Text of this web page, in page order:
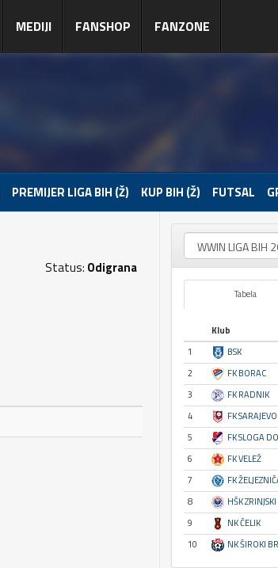
MEDIJI FANSHOP FANZONE
PREMIJER LIGA BIH (Ž) KUP BIH (Ž) FUTSAL
Status: Odigrana
Tabela
Klub
1
BSK
2
FK BORAC
3
FK RADNIK
4
FK SARAJEVO
5
FK SLOGA
6
FK VELEŽ
7
FK
8
HŠK ZRINJSKI
9
NK ČELIK
10
NK ŠIROKI